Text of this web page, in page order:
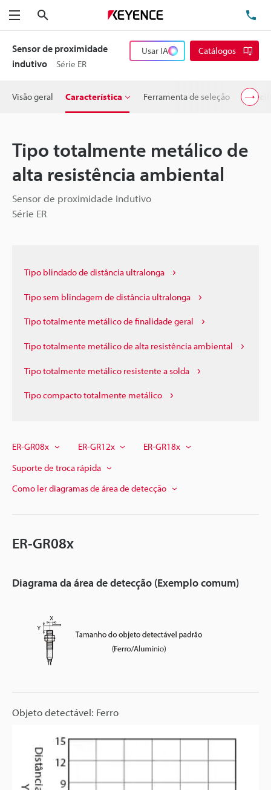
Menu
Sensor de proximidade
indutivo
Série ER
Usar IA Catálogos
Visão geral Característica Ferramenta de seleção
Tipo totalmente metálico de
alta resistência ambiental
Sensor de proximidade indutivo
Série ER
Tipo blindado de distância ultralonga
Tipo sem blindagem de distância ultralonga
Tipo totalmente metálico de finalidade geral
Tipo totalmente metálico de alta resistência ambiental
Tipo totalmente metálico resistente a solda
Tipo compacto totalmente metálico
ER-GR08x ER-GR12x
ER-GR18x
Suporte de troca rápida
Como ler diagramas de área de detecção
ER-GR08x
Diagrama da área de detecção (Exemplo comum)
Objeto detectável: Ferro